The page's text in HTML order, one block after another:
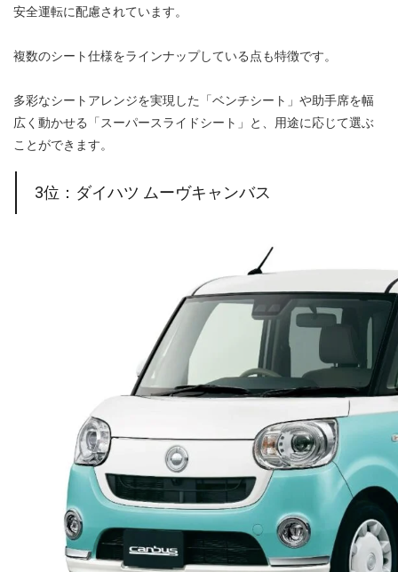
安全運転に配慮されています。
複数のシート仕様をラインナップしている点も特徴です。
多彩なシートアレンジを実現した「ベンチシート」や助手席を幅
広く動かせる「スーパースライドシート」と、用途に応じて選ぶ
ことができます。
3位：ダイハツ ムーヴキャンバス